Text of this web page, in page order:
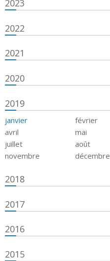
2023
2022
2021
2020
2019
janvier février
avril
mai
juillet
août
novembre
décembre
2018
2017
2016
2015